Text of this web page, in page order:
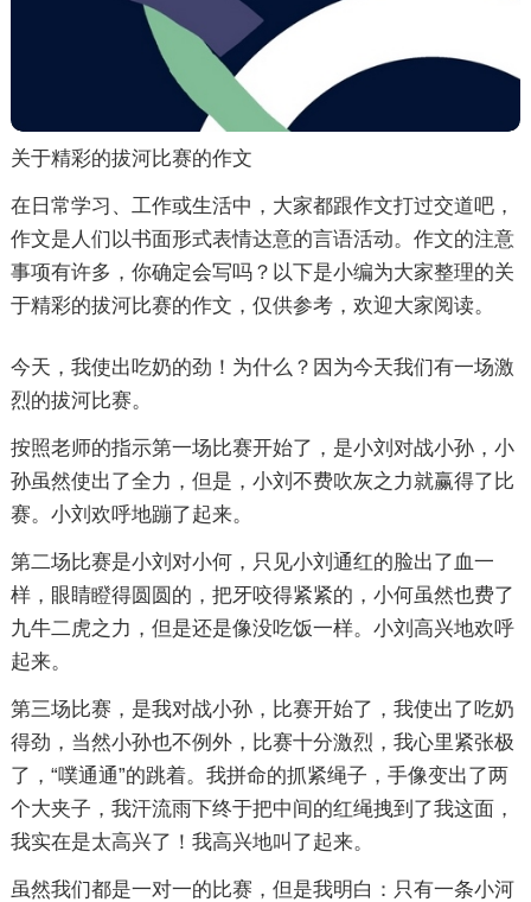
关于精彩的拔河比赛的作文
在日常学习、工作或生活中，大家都跟作文打过交道吧，
作文是人们以书面形式表情达意的言语活动。作文的注意
事项有许多，你确定会写吗？以下是小编为大家整理的关
于精彩的拔河比赛的作文，仅供参考，欢迎大家阅读。
今天，我使出吃奶的劲！为什么？因为今天我们有一场激
烈的拔河比赛。
按照老师的指示第一场比赛开始了，是小刘对战小孙，小
孙虽然使出了全力，但是，小刘不费吹灰之力就赢得了比
赛。小刘欢呼地蹦了起来。
第二场比赛是小刘对小何，只见小刘通红的脸出了血一
样，眼睛瞪得圆圆的，把牙咬得紧紧的，小何虽然也费了
九牛二虎之力，但是还是像没吃饭一样。小刘高兴地欢呼
起来。
第三场比赛，是我对战小孙，比赛开始了，我使出了吃奶
得劲，当然小孙也不例外，比赛十分激烈，我心里紧张极
了，“噗通通”的跳着。我拼命的抓紧绳子，手像变出了两
个大夹子，我汗流雨下终于把中间的红绳拽到了我这面，
我实在是太高兴了！我高兴地叫了起来。
虽然我们都是一对一的比赛，但是我明白：只有一条小河